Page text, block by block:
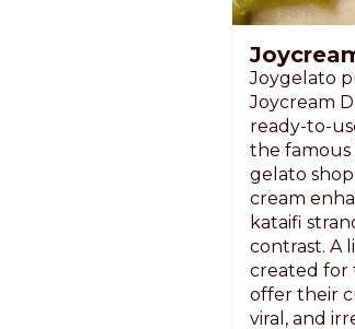
Joygelato
Joycream
ready-to-
the
gelato
cream
kataifi
contrast. A
created for
offer their
viral, and